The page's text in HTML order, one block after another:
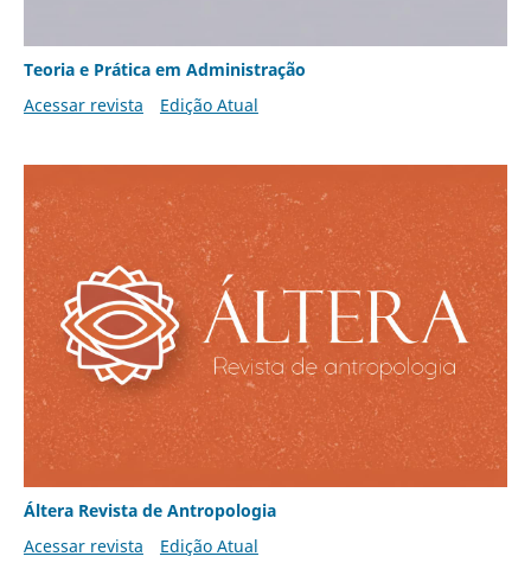
Teoria e Prática em Administração
Acessar revista
Edição Atual
Áltera Revista de Antropologia
Acessar revista
Edição Atual